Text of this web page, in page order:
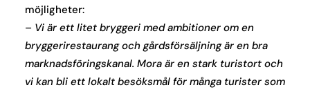
möjligheter:
– Vi är ett litet bryggeri med ambitioner om en
bryggerirestaurang och gårdsförsäljning är en bra
marknadsföringskanal. Mora är en stark turistort och
vi kan bli ett lokalt besöksmål för många turister som